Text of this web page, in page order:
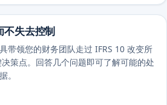
不失去控制
带领您的财务团队走过 IFRS 10 改变所
策点。回答几个问题即可了解可能的处
。